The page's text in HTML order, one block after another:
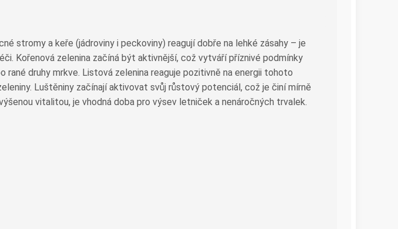
stromy a keře (jádroviny i peckoviny) reagují dobře na lehké zásahy – je
Kořenová zelenina začíná být aktivnější, což vytváří příznivé podmínky
druhy mrkve. Listová zelenina reaguje pozitivně na energii tohoto
Luštěniny začínají aktivovat svůj růstový potenciál, což je činí mírně
vitalitou, je vhodná doba pro výsev letniček a nenáročných trvalek.